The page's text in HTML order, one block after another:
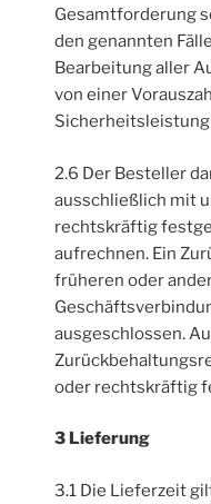
Gesamtforderung
den genannten
Bearbeitung aller
von einer
Sicherheitsleistung
2.6 Der Besteller
ausschließlich mit
rechtskräftig
aufrechnen. Ein
früheren oder
ausgeschlossen.
oder rechtskräftig
3 Lieferung
3.1 Die Lieferzeit